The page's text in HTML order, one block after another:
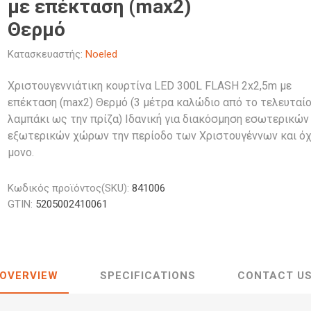
Tubes & Κυκλικές Filament
Κουζίνας LED
Γραφείου LED
Νυκτός LED
LED
Σκαφάκια
Γραμμικά
Φωτιστικά
Γραφείου
& Τοίχου
Σποτ
Άλλα
Διάφορα Αξεσουάρ Μελαμίνης
με επέκταση (max2)
Θερμό
Κατασκευαστής: Noeled
Χριστουγεννιάτικη κουρτίνα LED 300L FLASH 2x2,5m με
επέκταση (max2) Θερμό (3 μέτρα καλώδιο από το τελευταίο
λαμπάκι ως την πρίζα) Ιδανική για διακόσμηση εσωτερικών
εξωτερικών χώρων την περίοδο των Χριστουγέννων και
μονο.
Κωδικός προϊόντος(SKU): 841006
GTIN: 5205002410061
OVERVIEW SPECIFICATIONS CONTACT US